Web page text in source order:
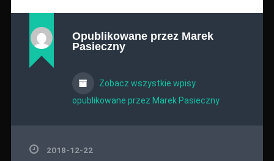
Opublikowane przez Marek
Pasieczny
Zobacz wszystkie wpisy
opublikowane przez Marek Pasieczny
2018-12-22